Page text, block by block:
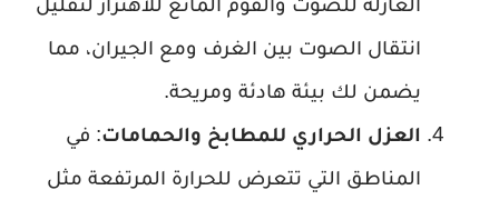
انتقال الصوت بين الغرف ومع الجيران، مما
يضمن لك بيئة هادئة ومريحة.
العزل الحراري للمطابخ والحمامات: في
المناطق التي تتعرض للحرارة المرتفعة مثل